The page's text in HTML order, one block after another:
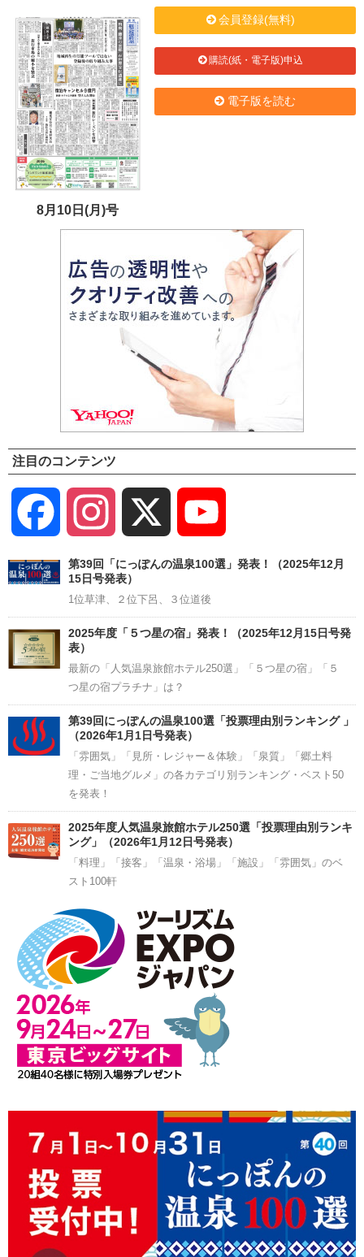
8月10日(月)号
会員登録(無料)
購読(紙・電子版)申込
電子版を読む
注目のコンテンツ
Facebook Instagram
Channel
第39回「にっぽんの温泉100選」発表！（2025年12月
15日号発表）
1位草津、２位下呂、３位道後
2025年度「５つ星の宿」発表！（2025年12月15日号発
表）
最新の「人気温泉旅館ホテル250選」「５つ星の宿」「５
つ星の宿プラチナ」は？
第39回にっぽんの温泉100選「投票理由別ランキング 」
（2026年1月1日号発表）
「雰囲気」「見所・レジャー＆体験」「泉質」「郷土料
理・ご当地グルメ」の各カテゴリ別ランキング・ベスト50
を発表！
2025年度人気温泉旅館ホテル250選「投票理由別ランキ
ング」（2026年1月12日号発表）
「料理」「接客」「温泉・浴場」「施設」「雰囲気」のベ
スト100軒